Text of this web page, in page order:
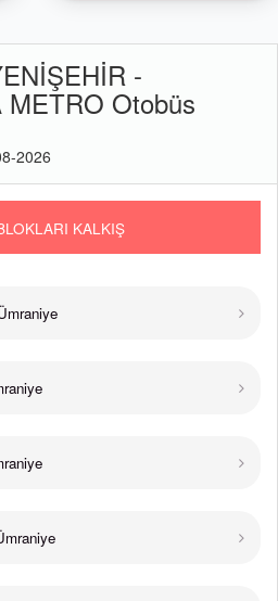
-
Otobüs
2026
KALKIŞ